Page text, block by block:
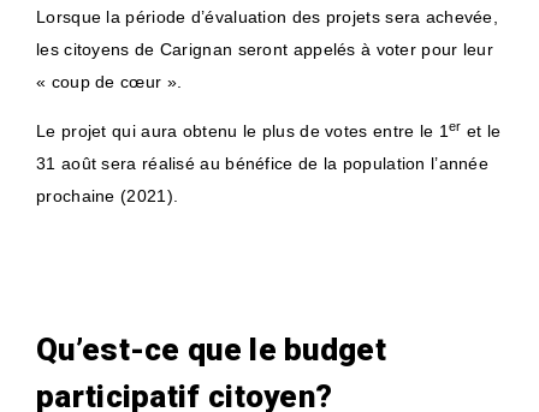
Lorsque la période d’évaluation des projets sera achevée,
les citoyens de Carignan seront appelés à voter pour leur
« coup de cœur ».
Le projet qui aura obtenu le plus de votes entre le 1 er et le
31 août sera réalisé au bénéfice de la population l’année
prochaine (2021).
Qu’est-ce que le budget
participatif citoyen?